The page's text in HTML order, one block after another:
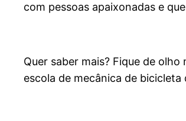
com pessoas apaixonadas e
Quer saber mais? Fique de olho
escola de mecânica de bicicleta